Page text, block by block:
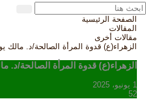
الصفحة الرئيسية
المقالات
مقالات أخرى
الزهراء(ع) قدوة المرأة الصالحة/د.
الزهراء(ع) قدوة المرأة الصالحة/
1 يونيو، 2025
52